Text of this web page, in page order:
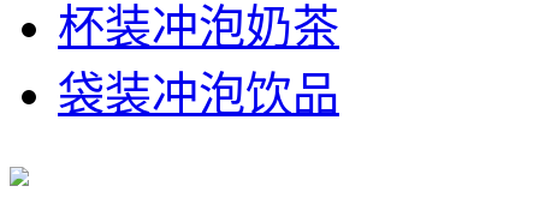
杯装冲泡奶茶
袋装冲泡饮品